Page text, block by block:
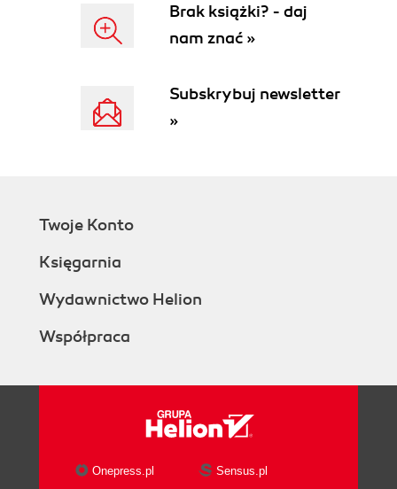
Brak książki? - daj
nam znać »
Subskrybuj newsletter
»
Twoje Konto
Księgarnia
Wydawnictwo Helion
Współpraca
Onepress.pl Sensus.pl